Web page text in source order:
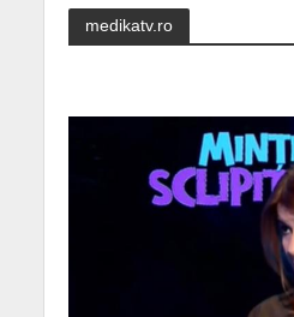
medikatv.ro